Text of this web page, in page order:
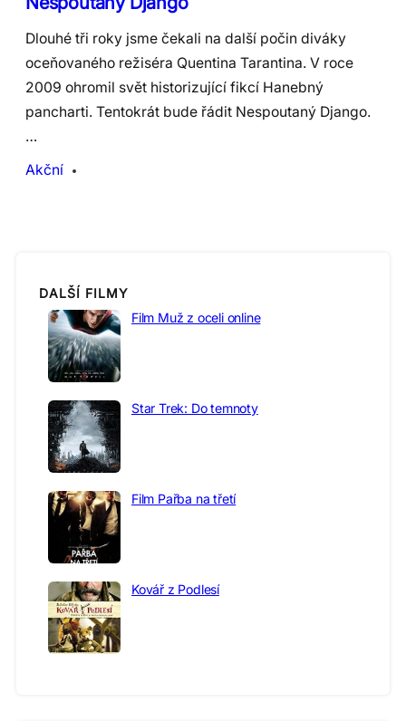
Dlouhé tři roky jsme čekali na další počin diváky
oceňovaného režiséra Quentina Tarantina. V roce
2009 ohromil svět historizující fikcí Hanebný
pancharti. Tentokrát bude řádit Nespoutaný Django.
…
Akční
DALŠÍ FILMY
Film Muž z oceli online
Star Trek: Do temnoty
Film Pařba na třetí
Kovář z Podlesí